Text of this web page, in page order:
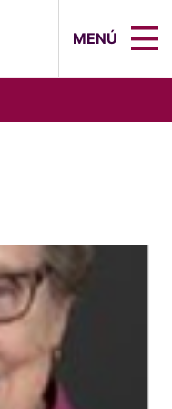
MENÚ